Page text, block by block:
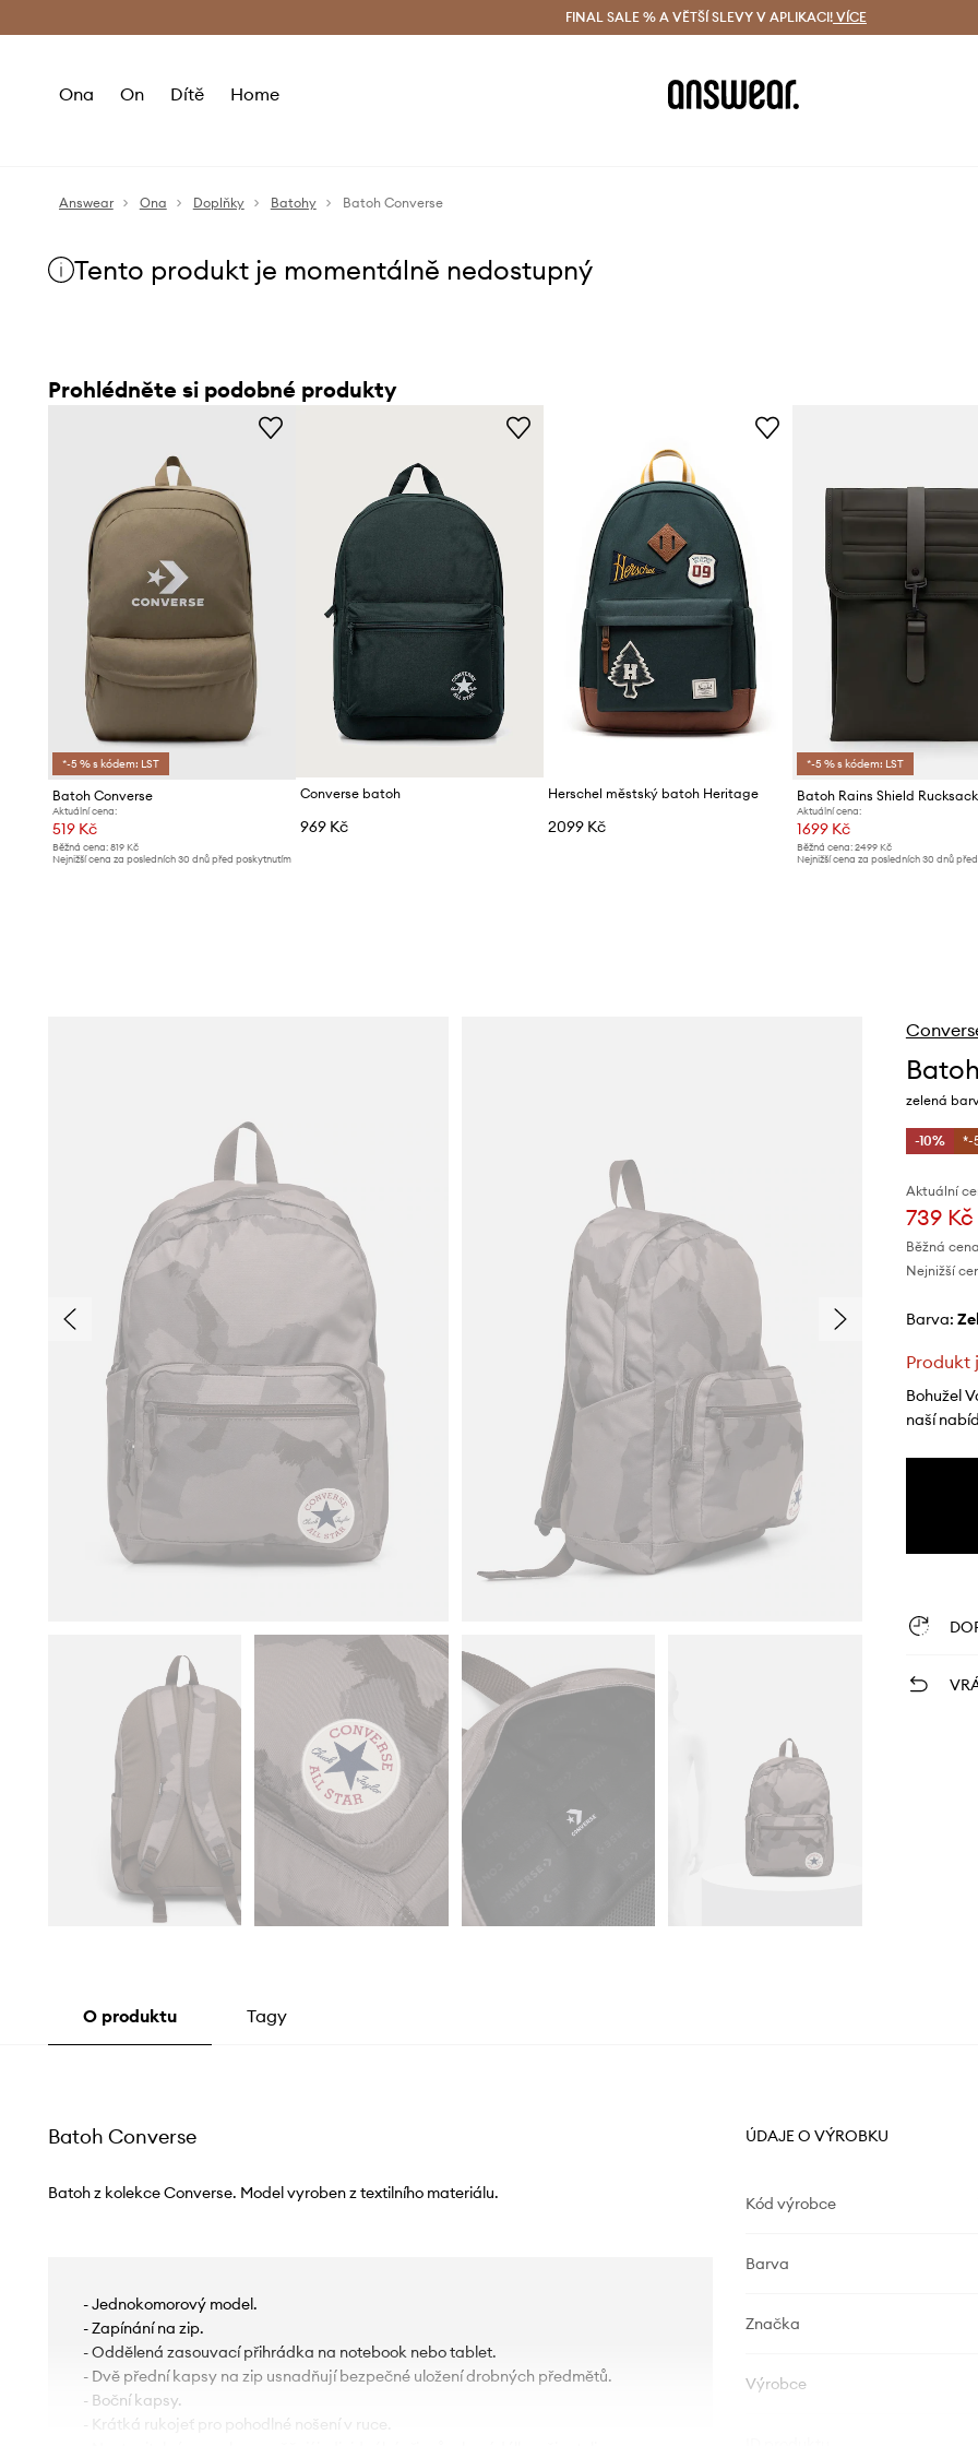
Doručení a vrácení zdarma (od 1800 Kč) Doručení i do 24 h
FINAL SALE % A VĚTŠÍ SLEVY V APLIKACI! VÍCE
Ona On Dítě Home
Answear Ona Doplňky Batohy Batoh Converse
Tento produkt je momentálně nedostupný
Prohlédněte si podobné produkty
*-5 % s kódem: LST
Batoh Converse
Aktuální cena:
519 Kč
Běžná cena: 819 Kč
Nejnižší cena za posledních 30 dnů před poskytnutím
Converse batoh
969 Kč
Herschel městský batoh Heritage
2099 Kč
*-5 % s kódem: LST
Batoh Rains Shield
Aktuální cena:
1699 Kč
Běžná cena: 2499 Kč
Nejnižší cena za posledních 30 dnů
zelená
-10% *-
Aktuální
739 Kč
Běžná
Nejnižší
Barva:
Produkt
Bohužel
naší
O produktu Tagy
Batoh Converse
Batoh z kolekce Converse. Model vyroben z textilního materiálu.
- Jednokomorový model.
- Zapínání na zip.
- Oddělená zasouvací přihrádka na notebook nebo tablet.
- Dvě přední kapsy na zip usnadňují bezpečné uložení drobných předmětů.
- Boční kapsy.
- Krátká rukojeť pro pohodlné nošení v ruce.
ÚDAJE O VÝROBKU
Kód výrobce
Barva
Značka
Výrobce